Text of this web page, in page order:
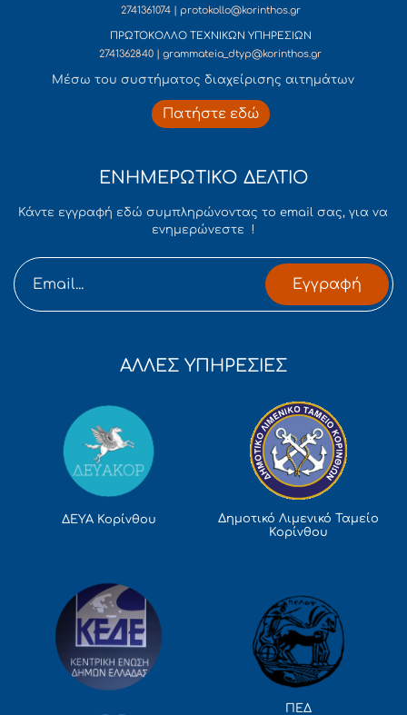
2741361074 | protokollo@korinthos.gr
ΠΡΩΤΟΚΟΛΛΟ ΤΕΧΝΙΚΩΝ ΥΠΗΡΕΣΙΩΝ
2741362840 | grammateia_dtyp@korinthos.gr
Mέσω του συστήματος διαχείρισης αιτημάτων
Πατήστε εδώ
ΕΝΗΜΕΡΩΤΙΚΟ ΔΕΛΤΙΟ
Κάντε εγγραφή εδώ συμπληρώνοντας το email σας, για να
ενημερώνεστε !
Εγγραφή
ΑΛΛΕΣ ΥΠΗΡΕΣΙΕΣ
ΔΕΥΑ Κορίνθου
Δημοτικό Λιμενικό Ταμείο
Κορίνθου
ΠΕΔ